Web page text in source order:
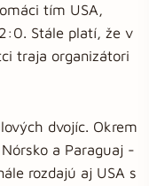
tím USA,
Stále platí, že v
traja organizátori
dvojíc. Okrem
a Paraguaj -
rozdajú aj USA s